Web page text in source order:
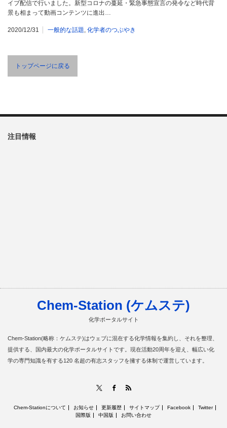
イブ配信で行いました。新型コロナの蔓延・緊急事態宣言の発令など時代背
景も相まって動画コンテンツに進出…
2020/12/31 一般的な話題 化学者のつぶやき
トップページに戻る
注目情報
Chem-Station (ケムステ)
化学ポータルサイト
Chem-Station(略称：ケムステ)はウェブに混在する化学情報を集約し、それを整理、
提供する、国内最大の化学ポータルサイトです。現在活動20周年を迎え、幅広い化
学の専門知識を有する120 名超の有志スタッフを擁する体制で運営しています。
Facebook
Chem-Stationについて お知らせ 更新履歴 サイトマップ Facebook
Twitter
国際版
中国版 お問い合わせ